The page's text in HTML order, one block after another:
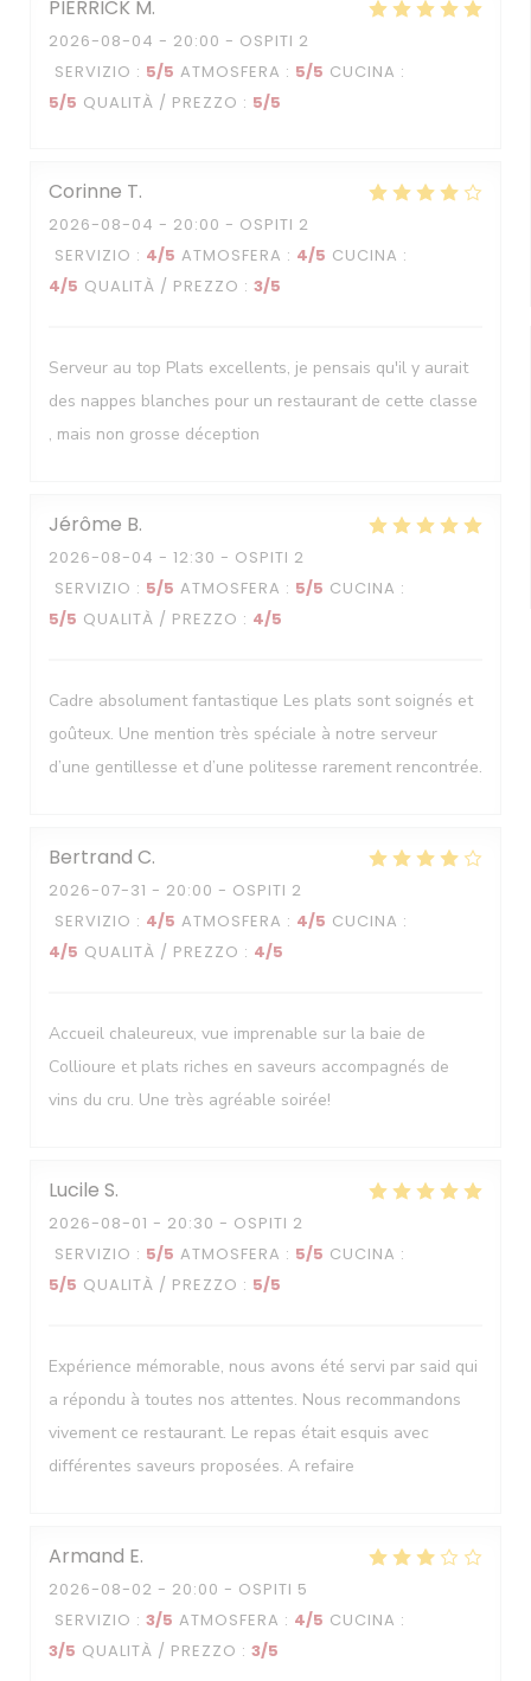
PIERRICK M
2026-08-04 - 20:00 - OSPITI 2
SERVIZIO : 5/5 ATMOSFERA : 5/5 CUCINA :
5/5 QUALITÀ / PREZZO : 5/5
Corinne T
2026-08-04 - 20:00 - OSPITI 2
SERVIZIO : 4/5 ATMOSFERA : 4/5 CUCINA :
4/5 QUALITÀ / PREZZO : 3/5
Serveur au top Plats excellents, je pensais qu'il y aurait
des nappes blanches pour un restaurant de cette classe
, mais non grosse déception
Jérôme B
2026-08-04 - 12:30 - OSPITI 2
SERVIZIO : 5/5 ATMOSFERA : 5/5 CUCINA :
5/5 QUALITÀ / PREZZO : 4/5
Cadre absolument fantastique Les plats sont soignés et
goûteux. Une mention très spéciale à notre serveur
d’une gentillesse et d’une politesse rarement rencontrée.
Bertrand C
2026-07-31 - 20:00 - OSPITI 2
SERVIZIO : 4/5 ATMOSFERA : 4/5 CUCINA :
4/5 QUALITÀ / PREZZO : 4/5
Accueil chaleureux, vue imprenable sur la baie de
Collioure et plats riches en saveurs accompagnés de
vins du cru. Une très agréable soirée!
Lucile S
2026-08-01 - 20:30 - OSPITI 2
SERVIZIO : 5/5 ATMOSFERA : 5/5 CUCINA :
5/5 QUALITÀ / PREZZO : 5/5
Expérience mémorable, nous avons été servi par said qui
a répondu à toutes nos attentes. Nous recommandons
vivement ce restaurant. Le repas était esquis avec
différentes saveurs proposées. A refaire
Armand E
2026-08-02 - 20:00 - OSPITI 5
SERVIZIO : 3/5 ATMOSFERA : 4/5 CUCINA :
3/5 QUALITÀ / PREZZO : 3/5